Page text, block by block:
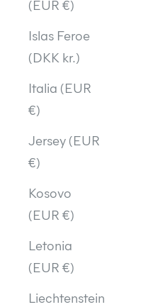
(EUR €)
Islas Feroe
(DKK kr.)
Italia (EUR
€)
Jersey (EUR
€)
Kosovo
(EUR €)
Letonia
(EUR €)
Liechtenstein